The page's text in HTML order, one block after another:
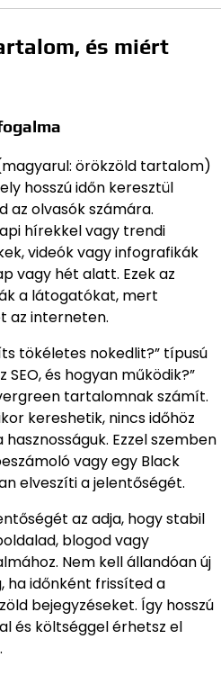
és miért
örökzöld tartalom)
hosszú időn keresztül
az olvasók számára.
hírekkel vagy trendi
videók vagy infografikák
vagy hét alatt. Ezek az
a látogatókat, mert
az interneten.
tökéletes nokedlit?” típusú
és hogyan működik?”
tartalomnak számít.
kereshetik, nincs időhöz
Ezzel szemben
vagy egy Black
elveszíti a jelentőségét.
az adja, hogy stabil
blogod vagy
Nem kell állandóan új
ha időnként frissíted a
bejegyzéseket. Így hosszú
és költséggel érhetsz el